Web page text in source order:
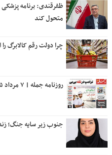
ظفرقندی: برنامه
متحول کند
چرا دولت رقم کالابرگ
روزنامه جمله | ۷ مرداد ۱۴۰۵
جنوب زیر سایه جنگ؛